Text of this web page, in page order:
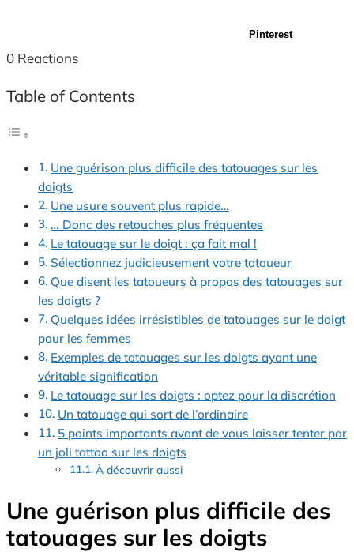
Pinterest
0 Reactions
Table of Contents
Une guérison plus difficile des tatouages sur les
doigts
Une usure souvent plus rapide…
… Donc des retouches plus fréquentes
Le tatouage sur le doigt : ça fait mal !
Sélectionnez judicieusement votre tatoueur
Que disent les tatoueurs à propos des tatouages sur
les doigts ?
Quelques idées irrésistibles de tatouages sur le doigt
pour les femmes
Exemples de tatouages sur les doigts ayant une
véritable signification
Le tatouage sur les doigts : optez pour la discrétion
Un tatouage qui sort de l’ordinaire
5 points importants avant de vous laisser tenter par
un joli tattoo sur les doigts
À découvrir aussi
Une guérison plus difficile des
tatouages sur les doigts